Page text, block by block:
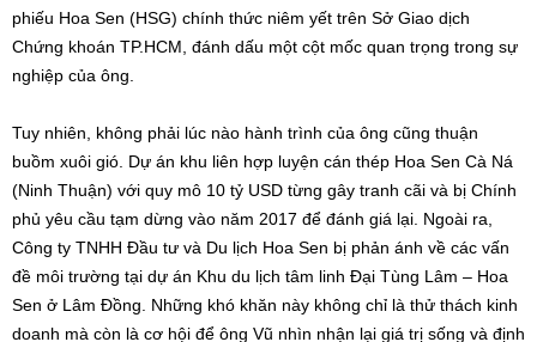
phiếu Hoa Sen (HSG) chính thức niêm yết trên Sở Giao dịch
Chứng khoán TP.HCM, đánh dấu một cột mốc quan trọng trong sự
nghiệp của ông.
Tuy nhiên, không phải lúc nào hành trình của ông cũng thuận
buồm xuôi gió. Dự án khu liên hợp luyện cán thép Hoa Sen Cà Ná
(Ninh Thuận) với quy mô 10 tỷ USD từng gây tranh cãi và bị Chính
phủ yêu cầu tạm dừng vào năm 2017 để đánh giá lại. Ngoài ra,
Công ty TNHH Đầu tư và Du lịch Hoa Sen bị phản ánh về các vấn
đề môi trường tại dự án Khu du lịch tâm linh Đại Tùng Lâm – Hoa
Sen ở Lâm Đồng. Những khó khăn này không chỉ là thử thách kinh
doanh mà còn là cơ hội để ông Vũ nhìn nhận lại giá trị sống và định